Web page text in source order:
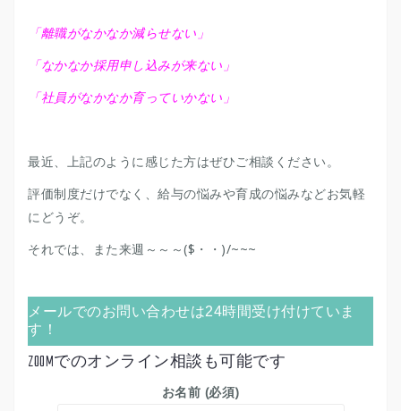
「離職がなかなか減らせない」
「なかなか採用申し込みが来ない」
「社員がなかなか育っていかない」
最近、上記のように感じた方はぜひご相談ください。
評価制度だけでなく、給与の悩みや育成の悩みなどお気軽
にどうぞ。
それでは、また来週～～～($・・)/~~~
メールでのお問い合わせは24時間受け付けていま
す！
ZOOMでのオンライン相談も可能です
お名前 (必須)